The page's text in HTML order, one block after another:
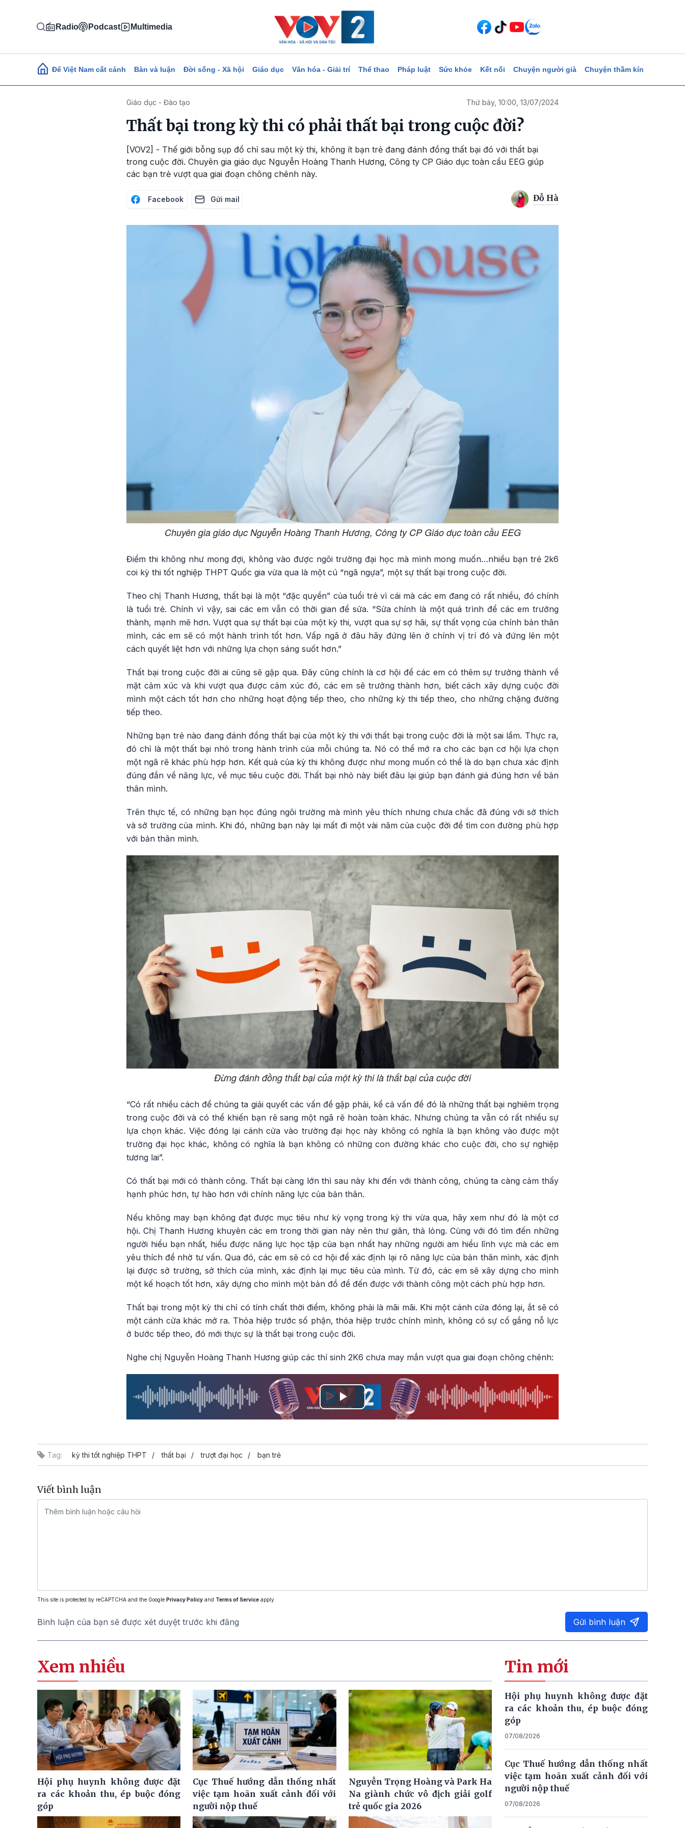
Radio Podcast Multimedia
Main navigation
Để Việt Nam cất cánh Bàn và luận Đời sống - Xã hội Giáo dục Văn hóa - Giải trí Thể thao Pháp luật Sức khỏe Kết nối Chuyện người già Chuyện thầm kín
Giáo dục - Đào tạo Thứ bảy, 10:00, 13/07/2024
Thất bại trong kỳ thi có phải thất bại trong cuộc đời?
[VOV2] - Thế giới bỗng sụp đổ chỉ sau một kỳ thi, không ít bạn trẻ đang đánh đồng thất bại đó với thất bại
trong cuộc đời. Chuyên gia giáo dục Nguyễn Hoàng Thanh Hương, Công ty CP Giáo dục toàn cầu EEG giúp
các bạn trẻ vượt qua giai đoạn chông chênh này.
Facebook Gửi mail Đỗ Hà
Chuyên gia giáo dục Nguyễn Hoàng Thanh Hương, Công ty CP Giáo dục toàn cầu EEG
Điểm thi không như mong đợi, không vào được ngôi trường đại học mà mình mong muốn…nhiều bạn trẻ 2k6
coi kỳ thi tốt nghiệp THPT Quốc gia vừa qua là một cú “ngã ngựa”, một sự thất bại trong cuộc đời.
Theo chị Thanh Hương, thất bại là một “đặc quyền” của tuổi trẻ vì cái mà các em đang có rất nhiều, đó chính
là tuổi trẻ. Chính vì vậy, sai các em vẫn có thời gian để sửa. “Sửa chính là một quá trình để các em trưởng
thành, mạnh mẽ hơn. Vượt qua sự thất bại của một kỳ thi, vượt qua sự sợ hãi, sự thất vọng của chính bản thân
mình, các em sẽ có một hành trình tốt hơn. Vấp ngã ở đâu hãy đứng lên ở chính vị trí đó và đứng lên một
cách quyết liệt hơn với những lựa chọn sáng suốt hơn.”
Thất bại trong cuộc đời ai cũng sẽ gặp qua. Đây cũng chính là cơ hội để các em có thêm sự trưởng thành về
mặt cảm xúc và khi vượt qua được cảm xúc đó, các em sẽ trưởng thành hơn, biết cách xây dựng cuộc đời
mình một cách tốt hơn cho những hoạt động tiếp theo, cho những kỳ thi tiếp theo, cho những chặng đường
tiếp theo.
Những bạn trẻ nào đang đánh đồng thất bại của một kỳ thi với thất bại trong cuộc đời là một sai lầm. Thực ra,
đó chỉ là một thất bại nhỏ trong hành trình của mỗi chúng ta. Nó có thể mở ra cho các bạn cơ hội lựa chọn
một ngã rẽ khác phù hợp hơn. Kết quả của kỳ thi không được như mong muốn có thể là do bạn chưa xác định
đúng đắn về năng lực, về mục tiêu cuộc đời. Thất bại nhỏ này biết đâu lại giúp bạn đánh giá đúng hơn về bản
thân mình.
Trên thực tế, có những bạn học đúng ngôi trường mà mình yêu thích nhưng chưa chắc đã đúng với sở thích
và sở trường của mình. Khi đó, những bạn này lại mất đi một vài năm của cuộc đời để tìm con đường phù hợp
với bản thân mình.
Đừng đánh đồng thất bại của một kỳ thi là thất bại của cuộc đời
“Có rất nhiều cách để chúng ta giải quyết các vấn đề gặp phải, kể cả vấn đề đó là những thất bại nghiêm trọng
trong cuộc đời và có thể khiến bạn rẽ sang một ngã rẽ hoàn toàn khác. Nhưng chúng ta vẫn có rất nhiều sự
lựa chọn khác. Việc đóng lại cánh cửa vào trường đại học này không có nghĩa là bạn không vào được một
trường đại học khác, không có nghĩa là bạn không có những con đường khác cho cuộc đời, cho sự nghiệp
tương lai”.
Có thất bại mới có thành công. Thất bại càng lớn thì sau này khi đến với thành công, chúng ta càng cảm thấy
hạnh phúc hơn, tự hào hơn với chính năng lực của bản thân.
Nếu không may bạn không đạt được mục tiêu như kỳ vọng trong kỳ thi vừa qua, hãy xem như đó là một cơ
hội. Chị Thanh Hương khuyên các em trong thời gian này nên thư giãn, thả lỏng. Cùng với đó tìm đến những
người hiểu bạn nhất, hiểu được năng lực học tập của bạn nhất hay những người am hiểu lĩnh vực mà các em
yêu thích để nhờ tư vấn. Qua đó, các em sẽ có cơ hội để xác định lại rõ năng lực của bản thân mình, xác định
lại được sở trường, sở thích của mình, xác định lại mục tiêu của mình. Từ đó, các em sẽ xây dựng cho mình
một kế hoạch tốt hơn, xây dựng cho mình một bản đồ để đến được với thành công một cách phù hợp hơn.
Thất bại trong một kỳ thi chỉ có tính chất thời điểm, không phải là mãi mãi. Khi một cánh cửa đóng lại, ắt sẽ có
một cánh cửa khác mở ra. Thỏa hiệp trước số phận, thỏa hiệp trước chính mình, không có sự cố gắng nỗ lực
ở bước tiếp theo, đó mới thực sự là thất bại trong cuộc đời.
Nghe chị Nguyễn Hoàng Thanh Hương giúp các thí sinh 2K6 chưa may mắn vượt qua giai đoạn chông chênh:
Play
Tag: kỳ thi tốt nghiệp THPT thất bại trượt đại học bạn trẻ
Viết bình luận
This site is protected by reCAPTCHA and the Google Privacy Policy and Terms of Service apply.
Bình luận của bạn sẽ được xét duyệt trước khi đăng Gửi bình luận
Xem nhiều
Hội phụ huynh không được đặt
ra các khoản thu, ép buộc đóng
góp
Cục Thuế hướng dẫn thống nhất
việc tạm hoãn xuất cảnh đối với
người nộp thuế
Nguyễn Trọng Hoàng và Park Ha
Na giành chức vô địch giải golf
trẻ quốc gia 2026
Tin mới
Hội phụ huynh không được đặt
ra các khoản thu, ép buộc đóng
góp
07/08/2026
Cục Thuế hướng dẫn thống nhất
việc tạm hoãn xuất cảnh đối với
người nộp thuế
07/08/2026